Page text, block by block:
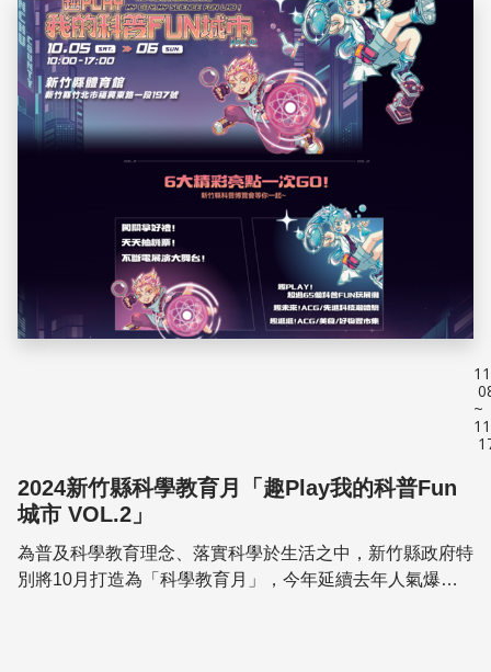
~
2024新竹縣科學教育月「趣Play我的科普Fun
城市 VOL.2」
為普及科學教育理念、落實科學於生活之中，新竹縣政府特
別將10月打造為「科學教育月」，今年延續去年人氣爆棚